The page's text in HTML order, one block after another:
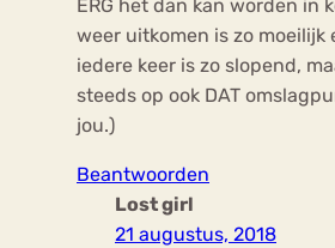
ERG het dan kan worden in
weer uitkomen is zo
iedere keer is zo slopend,
steeds op ook DAT
jou.)
Beantwoorden
Lost girl
21 augustus, 2018